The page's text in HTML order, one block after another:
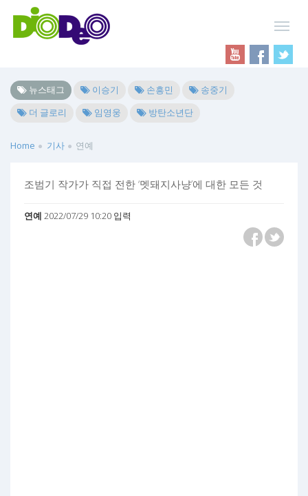
뉴스태그 이승기 손흥민
송중기
더 글로리
임영웅 방탄소년단
Home 기사 연예
조범기 작가가 직접 전한 ‘멧돼지사냥’에 대한 모든 것
연예 2022/07/29 10:20 입력